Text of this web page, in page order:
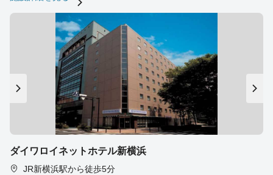
ダイワロイネットホテル新横浜
JR新横浜駅から徒歩5分